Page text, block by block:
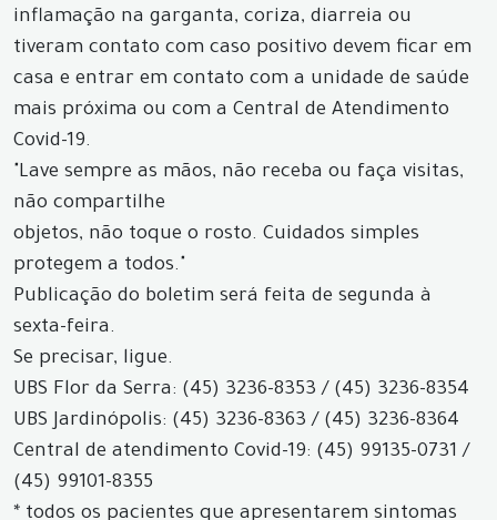
inflamação na garganta, coriza, diarreia ou
tiveram contato com caso positivo devem ficar em
casa e entrar em contato com a unidade de saúde
mais próxima ou com a Central de Atendimento
Covid-19.
"Lave sempre as mãos, não receba ou faça visitas,
não compartilhe
objetos, não toque o rosto. Cuidados simples
protegem a todos."
Publicação do boletim será feita de segunda à
sexta-feira.
Se precisar, ligue.
UBS Flor da Serra: (45) 3236-8353 / (45) 3236-8354
UBS Jardinópolis: (45) 3236-8363 / (45) 3236-8364
Central de atendimento Covid-19: (45) 99135-0731 /
(45) 99101-8355
* todos os pacientes que apresentarem sintomas